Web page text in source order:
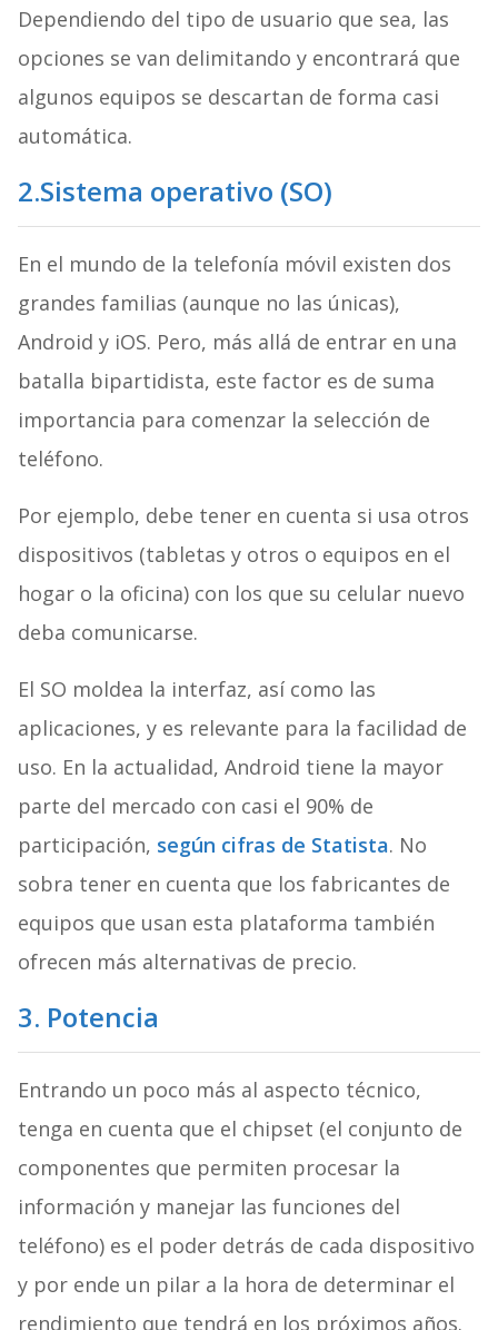
Dependiendo del tipo de usuario que sea, las
opciones se van delimitando y encontrará que
algunos equipos se descartan de forma casi
automática.
2.Sistema operativo (SO)
En el mundo de la telefonía móvil existen dos
grandes familias (aunque no las únicas),
Android y iOS. Pero, más allá de entrar en una
batalla bipartidista, este factor es de suma
importancia para comenzar la selección de
teléfono.
Por ejemplo, debe tener en cuenta si usa otros
dispositivos (tabletas y otros o equipos en el
hogar o la oficina) con los que su celular nuevo
deba comunicarse.
El SO moldea la interfaz, así como las
aplicaciones, y es relevante para la facilidad de
uso. En la actualidad, Android tiene la mayor
parte del mercado con casi el 90% de
participación, según cifras de Statista. No
sobra tener en cuenta que los fabricantes de
equipos que usan esta plataforma también
ofrecen más alternativas de precio.
3. Potencia
Entrando un poco más al aspecto técnico,
tenga en cuenta que el chipset (el conjunto de
componentes que permiten procesar la
información y manejar las funciones del
teléfono) es el poder detrás de cada dispositivo
y por ende un pilar a la hora de determinar el
rendimiento que tendrá en los próximos años.